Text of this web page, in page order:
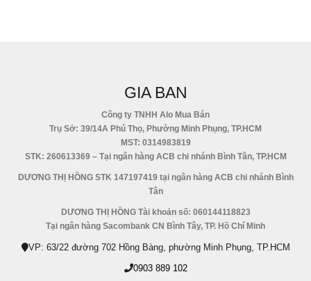
GIA BAN
Công ty TNHH Alo Mua Bán
Trụ Sở: 39/14A Phú Thọ, Phường Minh Phụng, TP.HCM
MST: 0314983819
STK: 260613369 – Tại ngân hàng ACB chi nhánh Bình Tân, TP.HCM
DƯƠNG THỊ HỒNG STK 147197419 tại ngân hàng ACB chi nhánh Bình
Tân
DƯƠNG THỊ HỒNG Tài khoản số: 060144118823
Tại ngân hàng Sacombank CN Bình Tây, TP. Hồ Chí Minh
VP: 63/22 đường 702 Hồng Bàng, phường Minh Phụng, TP.HCM
0903 889 102